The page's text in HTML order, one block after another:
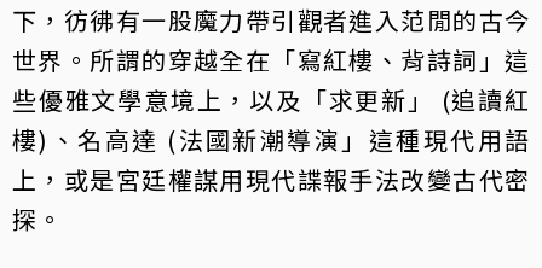
下，彷彿有一股魔力帶引觀者進入范閒的古今
世界。所謂的穿越全在「寫紅樓、背詩詞」這
些優雅文學意境上，以及「求更新」 (追讀紅
樓)、名高達 (法國新潮導演」這種現代用語
上，或是宮廷權謀用現代諜報手法改變古代密
探。